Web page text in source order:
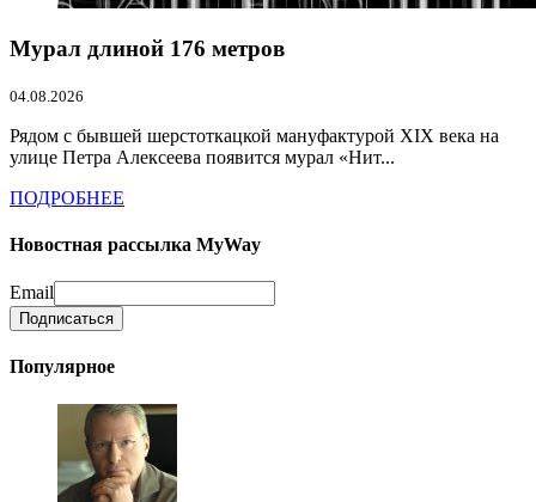
Мурал длиной 176 метров
04.08.2026
Рядом с бывшей шерстоткацкой мануфактурой XIX века на
улице Петра Алексеева появится мурал «Нит...
ПОДРОБНЕЕ
Новостная рассылка MyWay
Email
Популярное